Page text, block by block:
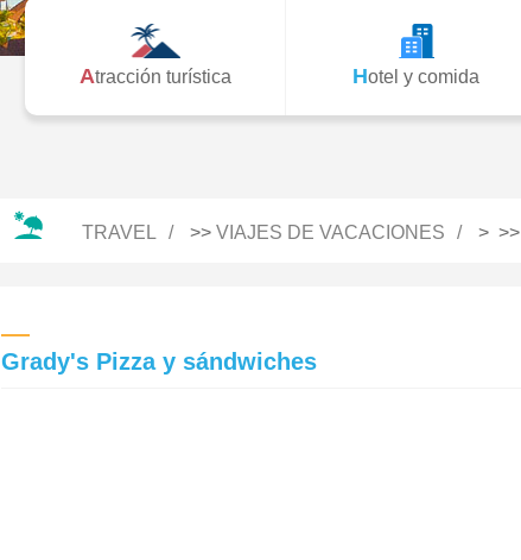
Atracción turística Hotel y comida
TRAVEL >> VIAJES DE VACACIONES > >>
Grady's Pizza y sándwiches